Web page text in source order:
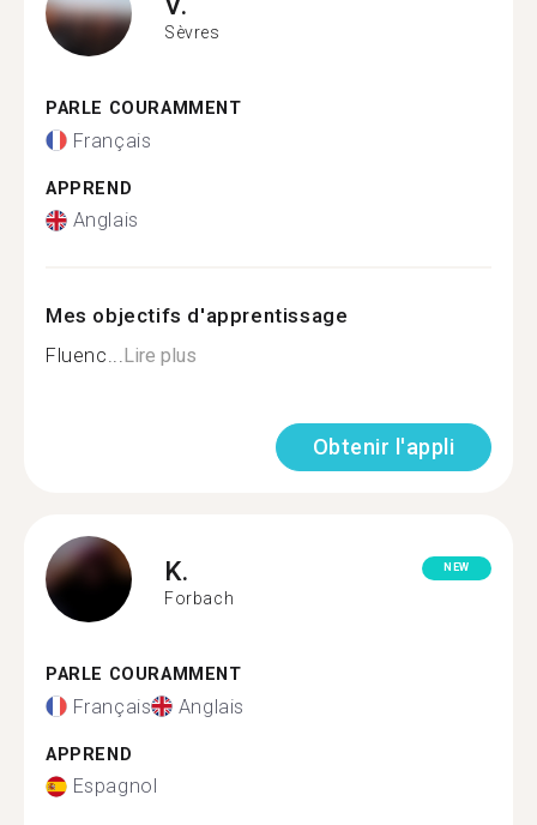
Sèvres
PARLE COURAMMENT
Français
APPREND
Anglais
Mes objectifs d'apprentissage
Fluenc...Lire plus
Obtenir l'appli
K.
Forbach
NEW
PARLE COURAMMENT
Français Anglais
APPREND
Espagnol